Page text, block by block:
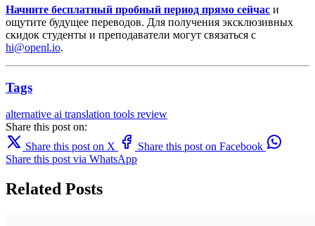
Начните бесплатный пробный период прямо сейчас и
ощутите будущее переводов. Для получения эксклюзивных
скидок студенты и преподаватели могут связаться с
hi@openl.io.
Tags
alternative ai translation tools review
Share this post on:
Share this post on X
Share this post on Facebook
Share this post via WhatsApp
Related Posts